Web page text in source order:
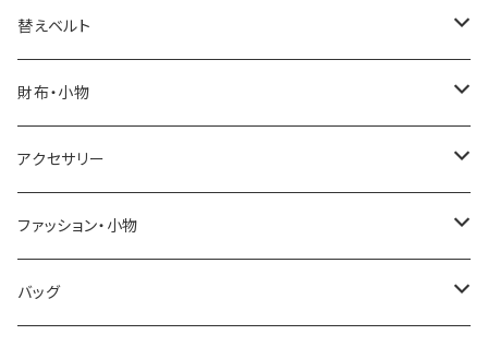
ELGIN
SALVATORE MARRA
CASIO
GRANDEUR
COGU
替えベルト
COACH
DANIEL WELLINGTON
LACOSTE
DIESEL
財布・小物
SONNE
DUCT
TRANSNUMBER
アクセサリー
GUCCI
TIFFANY&CO
ファッション・小物
DAKS
バッグ